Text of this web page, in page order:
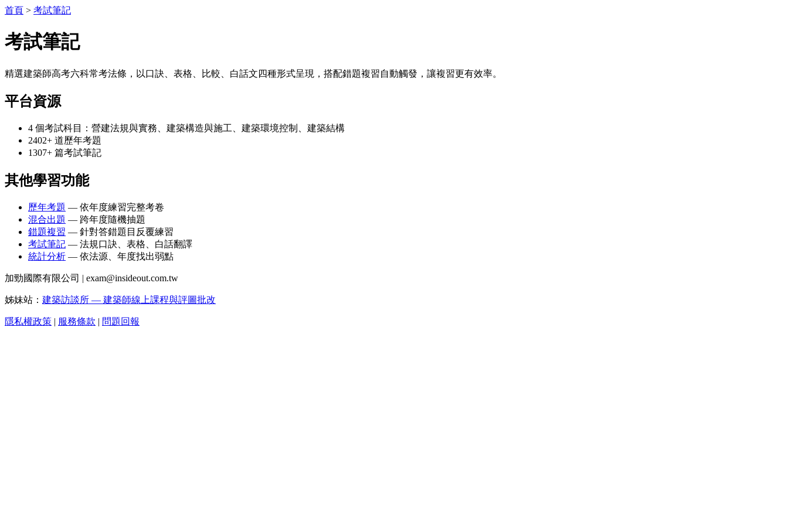
首頁 > 考試筆記
考試筆記
精選建築師高考六科常考法條，以口訣、表格、比較、白話文四種形式呈現，搭配錯題複習自動觸發，讓複習更有效率。
平台資源
4 個考試科目：營建法規與實務、建築構造與施工、建築環境控制、建築結構
2402+ 道歷年考題
1307+ 篇考試筆記
其他學習功能
歷年考題 — 依年度練習完整考卷
混合出題 — 跨年度隨機抽題
錯題複習 — 針對答錯題目反覆練習
考試筆記 — 法規口訣、表格、白話翻譯
統計分析 — 依法源、年度找出弱點
加勁國際有限公司 | exam@insideout.com.tw
姊妹站： 建築訪談所 — 建築師線上課程與評圖批改
隱私權政策 | 服務條款 | 問題回報